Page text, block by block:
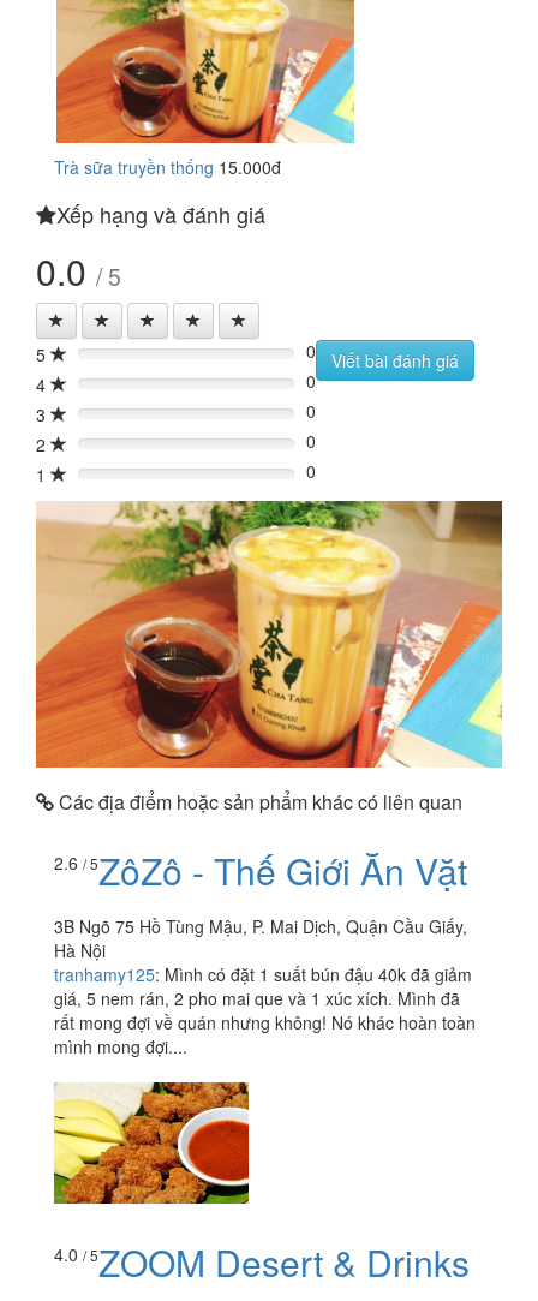
Trà sữa truyền thống 15.000đ
Xếp hạng và đánh giá
0.0 / 5
5 0%
0
4
0%
0
3
0%
0
2
0%
0
1
0% 0
Viết bài đánh giá
Các địa điểm hoặc sản phẩm khác có liên quan
2.6 / 5ZôZô - Thế Giới Ăn Vặt
3B Ngõ 75 Hồ Tùng Mậu, P. Mai Dịch, Quận Cầu Giấy,
Hà Nội
tranhamy125: Mình có đặt 1 suất bún đậu 40k đã giảm
giá, 5 nem rán, 2 pho mai que và 1 xúc xích. Mình đã
rất mong đợi về quán nhưng không! Nó khác hoàn toàn
mình mong đợi....
4.0 / 5ZOOM Desert & Drinks